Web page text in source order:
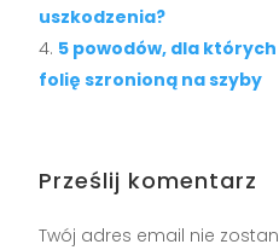
uszkodzenia?
5 powodów, dla
folię szronioną na szyby
Prześlij komentarz
Twój adres email nie